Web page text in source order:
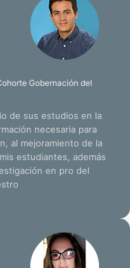
Gobernación del
de sus estudios en la
necesaria para
al mejoramiento de la
estudiantes, además
en pro del